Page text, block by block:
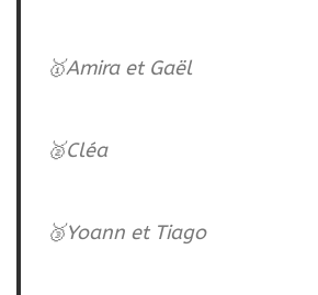
🥇Amira et Gaël
🥈Cléa
🥉Yoann et Tiago